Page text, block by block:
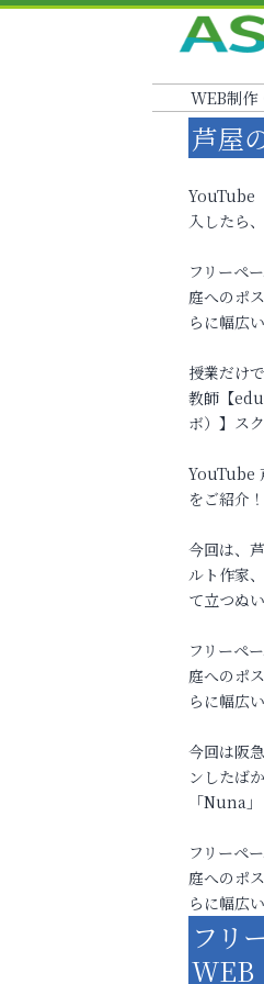
WEB制作
芦屋
YouTube
入したら
フリーペ
庭へのポ
らに幅広
授業だけ
教師【
ボ）】ス
YouTube
をご紹介
今回は、
ルト作家
て立つぬ
フリーペ
庭へのポ
らに幅広
今回は阪
ンしたば
「Nuna
フリーペ
庭へのポ
らに幅広
フリ
WEB